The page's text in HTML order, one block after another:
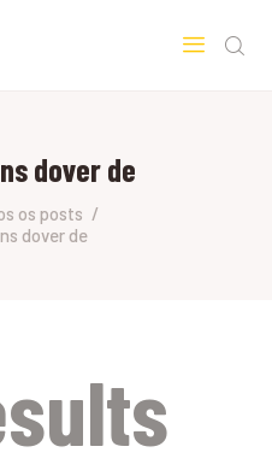
dover de
os posts
dover de